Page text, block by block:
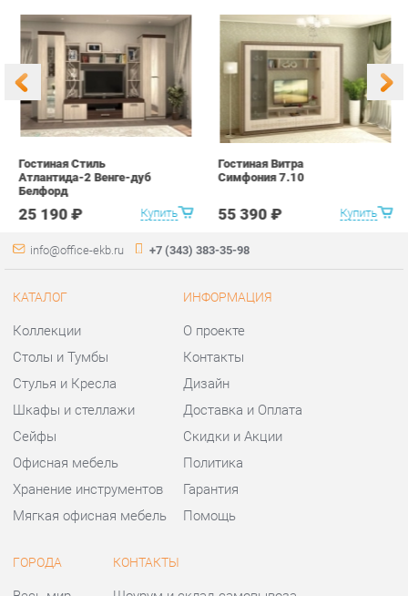
Купить
Гостиная Стиль
Атлантида-2 Венге-дуб
Белфорд
25 190 ₽ Купить
Гостиная Витра
Симфония 7.10
info@office-ekb.ru +7 (343) 383-35-98
КАТАЛОГ
Коллекции
Стулья и Кресла
Офисная мебель
Хранение инструментов
Мягкая офисная мебель
ИНФОРМАЦИЯ
О проекте
Дизайн
Политика
Гарантия
Помощь
ГОРОДА
Весь мир
Екатеринбург
Шоурум и склад самовывоза
Адрес: г.Екатеринбург,
Уральских рабочих, 54
Часы работы:
Пн - Пт: 10:00 - 20:00 (GMT+5)